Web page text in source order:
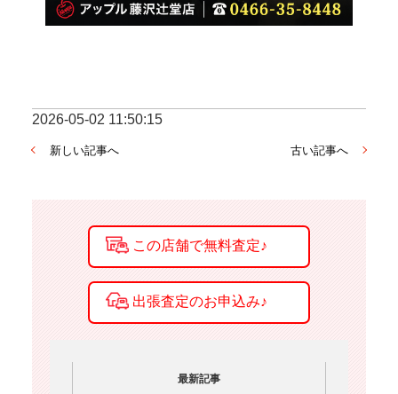
2026-05-02 11:50:15
新しい記事へ 古い記事へ
最新記事